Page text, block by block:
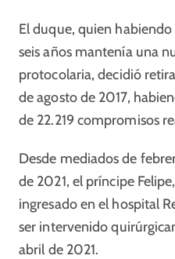
El duque, quien
seis años mantenía una
protocolaria, decidió
de agosto de 2017,
de 22.219 compromisos
Desde mediados de
de 2021, el príncipe
ingresado en el hospital
ser intervenido
abril de 2021.